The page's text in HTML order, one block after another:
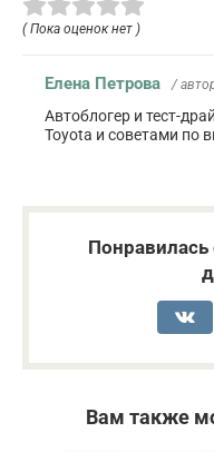
( Пока оценок нет )
Елена Петрова /
Автоблогер и тест-
Toyota и советами по
Понравилась
Вам также